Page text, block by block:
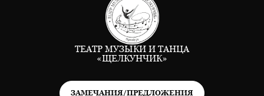
ТЕАТР МУЗЫКИ И ТАНЦА
«ЩЕЛКУНЧИК»
ЗАМЕЧАНИЯ/ПРЕДЛОЖЕНИЯ